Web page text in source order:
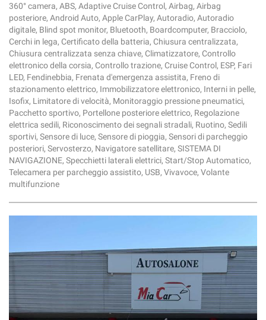
360° camera, ABS, Adaptive Cruise Control, Airbag, Airbag
posteriore, Android Auto, Apple CarPlay, Autoradio, Autoradio
digitale, Blind spot monitor, Bluetooth, Boardcomputer, Bracciolo,
Cerchi in lega, Certificato della batteria, Chiusura centralizzata,
Chiusura centralizzata senza chiave, Climatizzatore, Controllo
elettronico della corsia, Controllo trazione, Cruise Control, ESP, Fari
LED, Fendinebbia, Frenata d'emergenza assistita, Freno di
stazionamento elettrico, Immobilizzatore elettronico, Interni in pelle,
Isofix, Limitatore di velocità, Monitoraggio pressione pneumatici,
Pacchetto sportivo, Portellone posteriore elettrico, Regolazione
elettrica sedili, Riconoscimento dei segnali stradali, Ruotino, Sedili
sportivi, Sensore di luce, Sensore di pioggia, Sensori di parcheggio
posteriori, Servosterzo, Navigatore satellitare, SISTEMA DI
NAVIGAZIONE, Specchietti laterali elettrici, Start/Stop Automatico,
Telecamera per parcheggio assistito, USB, Vivavoce, Volante
multifunzione